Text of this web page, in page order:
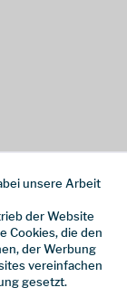
unsere Arbeit
der Website
Cookies, die den
der Werbung
vereinfachen
gesetzt.